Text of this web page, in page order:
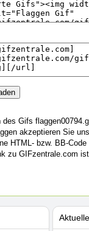
des Gifs
akzeptieren Sie
HTML- bzw. BB-
zu GIFzentrale.com